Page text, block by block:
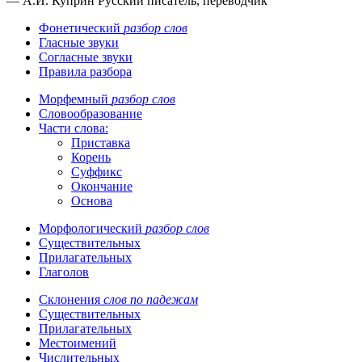
Фонетический разбор слов
Гласные звуки
Согласные звуки
Правила разбора
Морфемный разбор слов
Словообразование
Части слова:
Приставка
Корень
Суффикс
Окончание
Основа
Морфологический разбор слов
Существительных
Прилагательных
Глаголов
Склонения слов по падежам
Существительных
Прилагательных
Местоимений
Числительных